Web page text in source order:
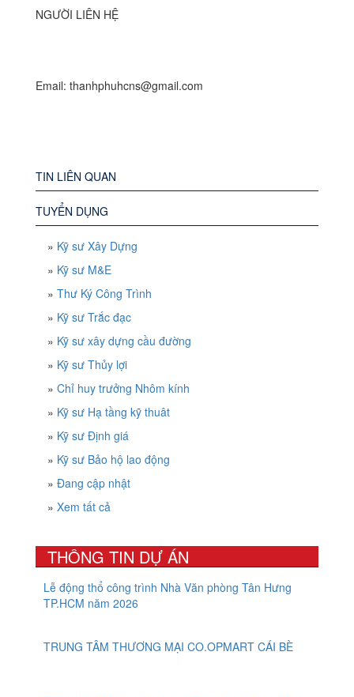
NGƯỜI LIÊN HỆ
Email: thanhphuhcns@gmail.com
TIN LIÊN QUAN
TUYỂN DỤNG
» Kỹ sư Xây Dựng
» Kỹ sư M&E
» Thư Ký Công Trình
» Kỹ sư Trắc đạc
» Kỹ sư xây dựng cầu đường
» Kỹ sư Thủy lợi
» Chỉ huy trưởng Nhôm kính
» Kỹ sư Hạ tầng kỹ thuât
» Kỹ sư Định giá
» Kỹ sư Bảo hộ lao động
» Đang cập nhật
» Xem tất cả
THÔNG TIN DỰ ÁN
Lễ động thổ công trình Nhà Văn phòng Tân Hưng
TP.HCM năm 2026
TRUNG TÂM THƯƠNG MẠI CO.OPMART CÁI BÈ